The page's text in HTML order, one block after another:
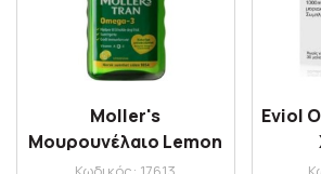
Moller's
Μουρουνέλαιο Lemon
250 ml
Eviol